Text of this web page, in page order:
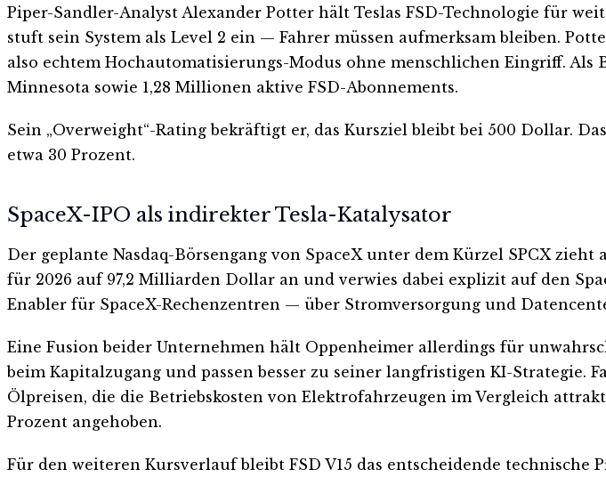
Piper-Sandler-Analyst Alexander Potter hält Teslas FSD-Technologie für
stuft sein System als Level 2 ein — Fahrer müssen aufmerksam bleiben.
also echtem Hochautomatisierungs-Modus ohne menschlichen Eingriff.
Minnesota sowie 1,28 Millionen aktive FSD-Abonnements.
Sein „Overweight“-Rating bekräftigt er, das Kursziel bleibt bei 500 Dollar.
etwa 30 Prozent.
SpaceX-IPO als indirekter Tesla-Katalysator
Der geplante Nasdaq-Börsengang von SpaceX unter dem Kürzel SPCX
für 2026 auf 97,2 Milliarden Dollar an und verwies dabei explizit auf den
Enabler für SpaceX-Rechenzentren — über Stromversorgung und
Eine Fusion beider Unternehmen hält Oppenheimer allerdings für
beim Kapitalzugang und passen besser zu seiner langfristigen KI-
Ölpreisen, die die Betriebskosten von Elektrofahrzeugen im Vergleich
Prozent angehoben.
Für den weiteren Kursverlauf bleibt FSD V15 das entscheidende